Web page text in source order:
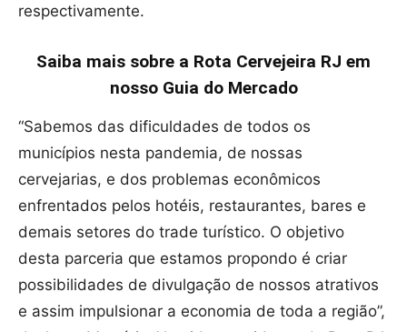
respectivamente.
Saiba mais sobre a Rota Cervejeira RJ em
nosso Guia do Mercado
“Sabemos das dificuldades de todos os
municípios nesta pandemia, de nossas
cervejarias, e dos problemas econômicos
enfrentados pelos hotéis, restaurantes, bares e
demais setores do trade turístico. O objetivo
desta parceria que estamos propondo é criar
possibilidades de divulgação de nossos atrativos
e assim impulsionar a economia de toda a região”,